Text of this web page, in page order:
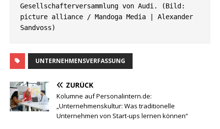
Gesellschafterversammlung von Audi. (Bild:
picture alliance / Mandoga Media | Alexander
Sandvoss)
UNTERNEHMENSVERFASSUNG
ZURÜCK
Kolumne auf Personalintern.de:
„Unternehmenskultur: Was traditionelle
Unternehmen von Start-ups lernen können“